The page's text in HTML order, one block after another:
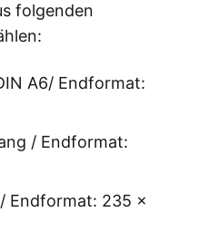
folgenden
A6/ Endformat:
/ Endformat:
Endformat: 235 x